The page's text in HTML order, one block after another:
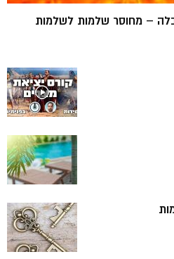
– מחוסר שלמות לשלמות